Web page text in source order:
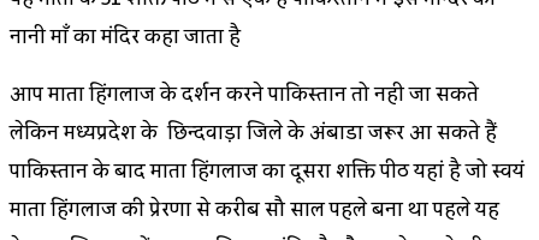
नानी माँ का मंदिर कहा जाता है
आप माता हिंगलाज के दर्शन करने पाकिस्तान तो नही जा सकते
लेकिन मध्यप्रदेश के छिन्दवाड़ा जिले के अंबाडा जरूर आ सकते हैं
पाकिस्तान के बाद माता हिंगलाज का दूसरा शक्ति पीठ यहां है जो स्वयं
माता हिंगलाज की प्रेरणा से करीब सौ साल पहले बना था पहले यह